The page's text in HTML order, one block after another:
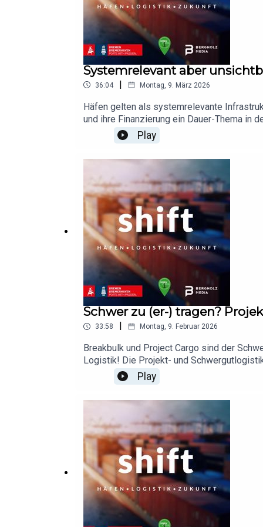
Systemrelevant aber
36:04 | Montag, 9. März 2026
Häfen gelten als systemrelevante
und ihre Finanzierung ein Dauer-Thema in
Geht es bei der Zukunftsfähigkeit der
strategischer Bündelung? Darüber
deutschen Seehafenbetriebe (ZDS) und
eine Produktion von bremenports im
Impulse dazu von der ENVOCONNECT,
→ https://zds-seehaefen.de/verband/
Bergholz Produktion:bremenports GmbH
oder via LinkedIn, Facebook, & Instagram
Play
Schwer zu (er-) tragen?
33:58 | Montag, 9. Februar 2026
Breakbulk und Project Cargo sind der
Logistik! Die Projekt- und
Nachhaltigkeitsanforderungen, komplexe
Hafeninfrastruktur sprechen Marilena
Verkaufsleiter High and Heavy und
des Green Focus – der
jährlichen Branchentreffen, unter:
https://www.unisg.ch/de/universitaet/
https://www.walleniuswilhelmsen.com/
Media – https://www.bergholz-media.de
Play